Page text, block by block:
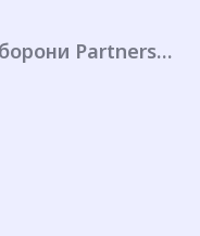
Архітектура спільної безпеки та оборони Partnership Architecture For Collective Security (PACS)